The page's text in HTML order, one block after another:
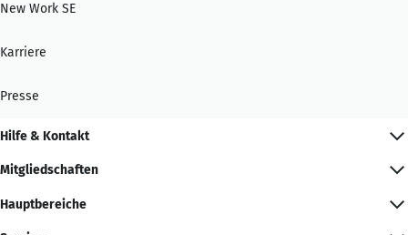
New Work SE
Karriere
Presse
Hilfe & Kontakt
Mitgliedschaften
Hauptbereiche